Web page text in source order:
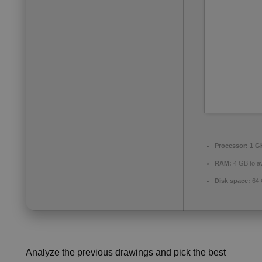
Processor: 1
RAM: 4 GB to
Disk space: 64
Analyze the previous drawings and pick the best